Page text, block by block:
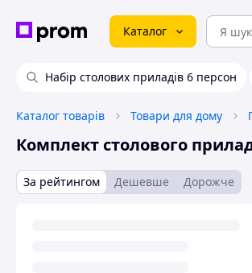
Каталог
Набір столових приладів 6 персон
Каталог товарів Товари для дому
Комплект столового
За рейтингом Дешевше Дорожче